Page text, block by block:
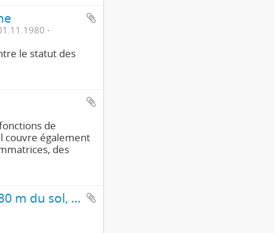
le statut des
de
couvre également
des
Entre ciel et terre. [Berne: ouvrier à 30 m du sol, Cathédrale]